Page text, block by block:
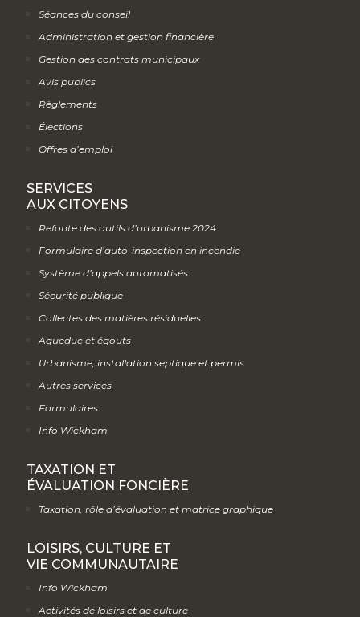
Séances du conseil
Administration et gestion financière
Gestion des contrats municipaux
Avis publics
Règlements
Élections
Offres d’emploi
SERVICES
AUX CITOYENS
Refonte des outils d’urbanisme 2024
Formulaire d’auto-inspection en incendie
Système d’appels automatisés
Sécurité publique
Collectes des matières résiduelles
Aqueduc et égouts
Urbanisme, installation septique et permis
Autres services
Formulaires
Info Wickham
TAXATION ET
ÉVALUATION FONCIÈRE
Taxation, rôle d’évaluation et matrice graphique
LOISIRS, CULTURE ET
VIE COMMUNAUTAIRE
Info Wickham
Activités de loisirs et de culture